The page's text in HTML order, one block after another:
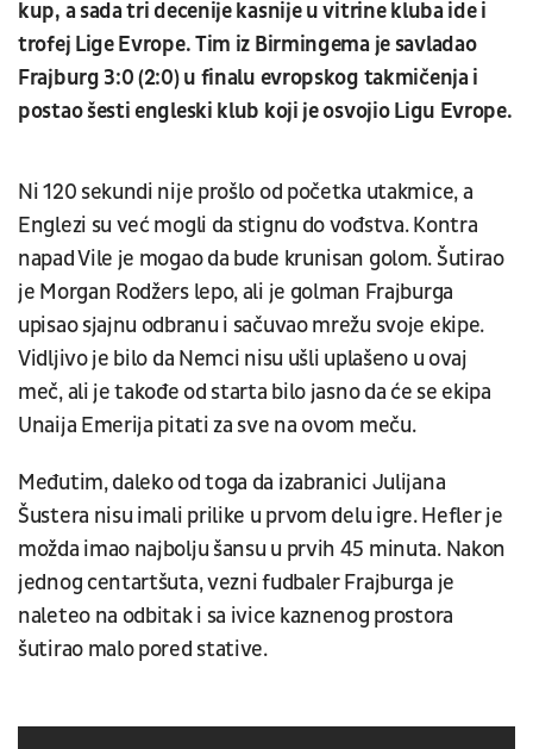
kup, a sada tri decenije kasnije u vitrine kluba ide i
trofej Lige Evrope. Tim iz Birmingema je savladao
Frajburg 3:0 (2:0) u finalu evropskog takmičenja i
postao šesti engleski klub koji je osvojio Ligu Evrope.
Ni 120 sekundi nije prošlo od početka utakmice, a
Englezi su već mogli da stignu do vođstva. Kontra
napad Vile je mogao da bude krunisan golom. Šutirao
je Morgan Rodžers lepo, ali je golman Frajburga
upisao sjajnu odbranu i sačuvao mrežu svoje ekipe.
Vidljivo je bilo da Nemci nisu ušli uplašeno u ovaj
meč, ali je takođe od starta bilo jasno da će se ekipa
Unaija Emerija pitati za sve na ovom meču.
Međutim, daleko od toga da izabranici Julijana
Šustera nisu imali prilike u prvom delu igre. Hefler je
možda imao najbolju šansu u prvih 45 minuta. Nakon
jednog centartšuta, vezni fudbaler Frajburga je
naleteo na odbitak i sa ivice kaznenog prostora
šutirao malo pored stative.